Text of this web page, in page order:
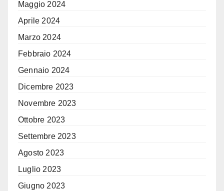
Maggio 2024
Aprile 2024
Marzo 2024
Febbraio 2024
Gennaio 2024
Dicembre 2023
Novembre 2023
Ottobre 2023
Settembre 2023
Agosto 2023
Luglio 2023
Giugno 2023